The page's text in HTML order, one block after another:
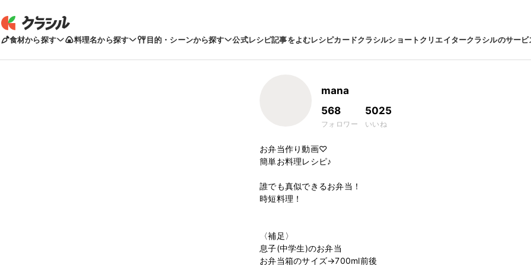
食材から探す 料理名から探す 目的・シーンから探す 公式レシピ記事をよむレシピカードクラシルショートクリエイタークラシルのサービ
mana
568
フォロワー
5025
いいね
お弁当作り動画♡
簡単お料理レシピ♪
誰でも真似できるお弁当！
時短料理！
〈補足〉
息子(中学生)のお弁当
お弁当箱のサイズ→700ml前後